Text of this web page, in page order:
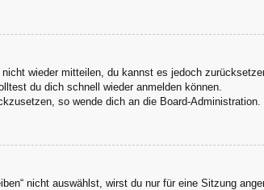
wieder mitteilen, du kannst es jedoch
du dich schnell wieder anmelden können.
so wende dich an die Board-Administration.
nicht auswählst, wirst du nur für eine Sitzung